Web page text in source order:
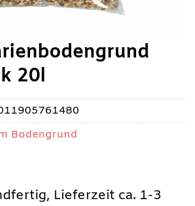
20l
Lieferzeit ca. 1-3
Bodengrund